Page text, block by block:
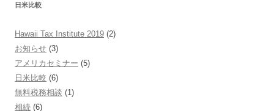
日米比較
Hawaii Tax Institute 2019 (2)
お知らせ (3)
アメリカセミナー (5)
日米比較 (6)
無料税務相談 (1)
相続 (6)